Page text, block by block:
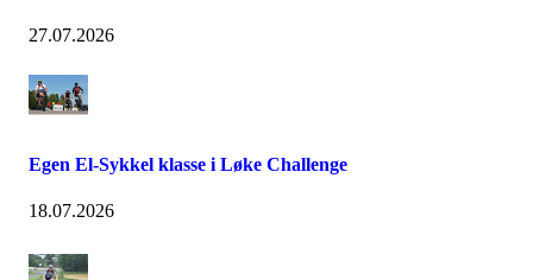
27.07.2026
Egen El-Sykkel klasse i Løke Challenge
18.07.2026